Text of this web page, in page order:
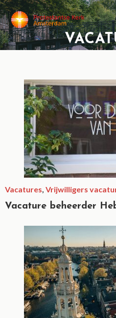
Vacatures, Vrijwilligers
Vacature beheerder